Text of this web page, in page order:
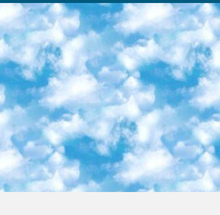
эквивалентного уровня студенты, изучающие определенный предмет, освобождаются от экзамена; по соответствующим предметам запланирована итоговая государственная аттестация за день до дня, путем жеребьевки Рабочей группой (в письменной форме по предметам, проводимым в форме) из числа сформированных вариантов выбрано 2 варианта; 2 выбранных варианта экзамена анонсированы на официальном сайте министерства и все выпускники по всей стране на основе этих вариантов проводит итоговую государственную аттестацию. 6. Государственное образование учащихся средних общеобразовательных учреждений. знания в соответствии с квалификационными требованиями, которые необходимо приобрести на основании стандартов итоговый (выпускной) контроль для 9 и 11 классов в целях тестирования Экзамены (далее – экзамены) состоят из предметов, перечисленных в приложении 1. будет сделано. 7. Экзамены пройдут с 26 мая по 15 июня 2024 г. (кроме науки физического воспитания). 8. Физическая для учащихся 9 классов общесредних образовательных учреждений. Экзамены по предмету «Образование, квалификация медицина» 1-6 мая 2024 года. сотрудники перевести под присмотр (с отклонениями в физическом или умственном развитии) специализированная школа для детей, школы-интернаты и со сколиозом школы-интернаты санаторного типа для больных детей исключены). 9. Он был слепым, слабовидящим и имел нарушения опорно-двигательного аппарата. экзамены в специализированных школах и интернатах для детей должны проводиться исходя из требований, предъявляемых к общеобразовательным учреждениям (физкультура кроме науки). 10. Специализированная школа для глухих и слабослышащих детей. и экзамены в интернатах и быть реализован в виде письменного теста по математике. 11. Специальность для умственно отсталых детей. Для 9 класса Родной язык и литературное письмо Государственный язык (язык обучения – узбекский). для неклассов) написано Математическое письмо Письменная/устная история Узбекистана Физическое воспитание практично Итоговый контроль Для 11 класса Написание родного языка и литературы (эссе) Математическое письмо Узбекский язык (обучение на узбекском языке) не посещающее общее среднее образование для учреждений)/Образовательное учреждение выбор письменный и устный Иностранный язык письменный/устный Письменная/устная история Узбекистана *По выбору студента:  Химия  Физика  Основы государственного права  География 10 бесплатных образовательных ресурсов - Мы составили подборку онлайн-проектов с интерактивными упражнениями, видеолекциями и статьями. Они помогут вам обрести новые и освежить старые знания бесплатно. 1. «ИНТУИТ» Старейшая образовательная площадка Рунета. Здесь вы найдёте сотни текстовых и видеокурсов на десятки различных тем — от программирования до психологии. Многие курсы подготовлены российскими университетами и крупными международными компаниями вроде Intel и Microsoft. Самостоятельное обучение бесплатное, но желающие могут оплатить услуги персональных наставников. 2. «Смартия» знакомит с актуальными профессиями и подсказывает, как им обучаться. Выбрав заинтересовавшую вас специальность — SMM-специалист, фотограф, веб-дизайнер или другую, — увидите список необходимых для неё умений. Чтобы вы могли освоить их самостоятельно, для каждого умения площадка отображает подборку ссылок на учебные материалы. Хотя «Смартия» ориентируется на русскоязычную аудиторию, часть контента всё же доступна только на английском. 3. «Лекторий Физтеха» Проект Московского физико-технического института (Физтеха). С его помощью вы можете смотреть онлайн серии лекций, записанные на видео в этом вузе. В числе доступных предметов — физика, биология, химия, информационные технологии и другие. К некоторым лекциям администрация ресурса прилагает готовые конспекты, которые можно скачивать в PDF-формате. 4. ITMOcourses Онлайн-площадка Санкт-Петербургского национального исследовательского университета информационных технологий, механики и оптики (ИТМО). Ресурс предоставляет свободный доступ к курсам, разработанным в этом вузе. Каталог материалов разбит на четыре категории: «Оптические системы и технологии», «Приборостроение и робототехника», «Информационные технологии» и «Биотехнологии». Курсы состоят из видеолекций, интерактивных демонстраций и заданий. 5. «КиберЛенинка» Электронная научная библиотека открытого доступа. Каталог площадки регулярно обрастает текстами статей из различных научных изданий. Сгруппированные по журналам и рубрикам публикации можно читать